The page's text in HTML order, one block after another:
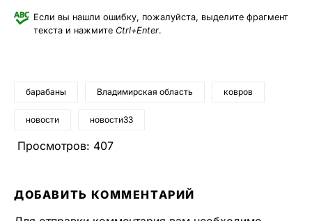
Если вы нашли ошибку, пожалуйста, выделите фрагмент
текста и нажмите Ctrl+Enter.
барабаны Владимирская область ковров
новости новости33
Просмотров: 407
ДОБАВИТЬ КОММЕНТАРИЙ